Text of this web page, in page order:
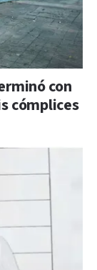
con
cómplices